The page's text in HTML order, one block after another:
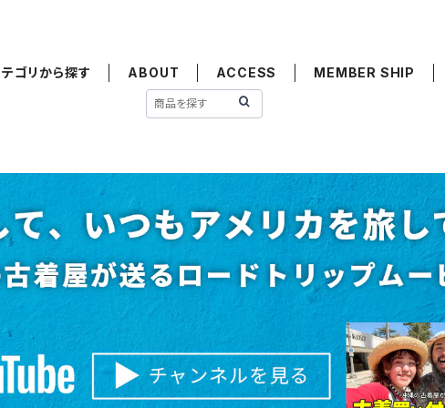
ゴリから探す ABOUT ACCESS MEMBER SHIP